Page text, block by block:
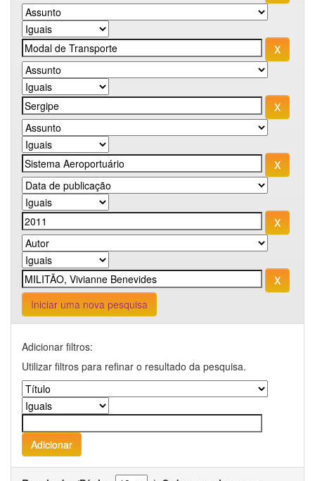
Iniciar uma nova pesquisa
Adicionar filtros:
Utilizar filtros para refinar o resultado da pesquisa.